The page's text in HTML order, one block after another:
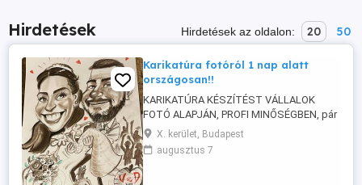
Hirdetések Hirdetések az oldalon: 20 50
Karikatúra fotóról 1 nap alatt
országosan!!
KARIKATÚRA KÉSZÍTÉST VÁLLALOK
FOTÓ ALAPJÁN, PROFI MINŐSÉGBEN, pár
napos kivitelezéssel, bármekkora
méretben. Osztálytabló, óvodai tabló,
munkahelyi csoportkép, név- szülinap,
X. kerület, Budapest
augusztus 7